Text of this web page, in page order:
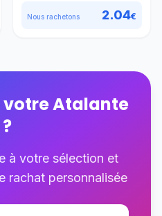
Nous rachetons 2.04€
votreAtalante
?
à votre sélection et
rachat personnalisée